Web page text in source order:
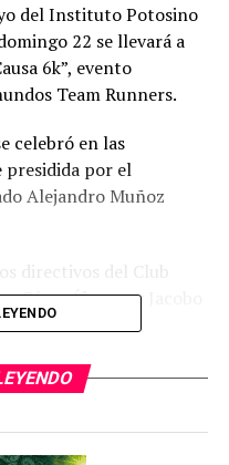
del Instituto Potosino
22 se llevará a
6k”, evento
Team Runners.
celebró en las
presidida por el
Alejandro Muñoz
directivos del Club
César Álvarez y Jacobo
la
en silla de ruedas